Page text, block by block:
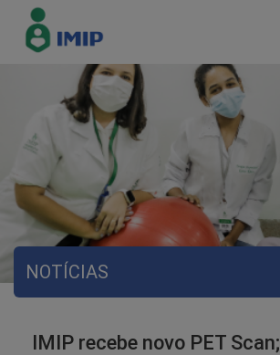
NOTÍCIAS
IMIP recebe novo PET Scan;